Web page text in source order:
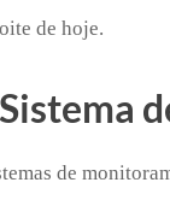
de hoje.
de